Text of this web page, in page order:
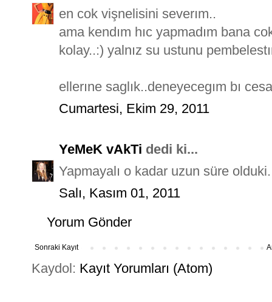
en cok vişnelisini severım..
ama kendım hıc yapmadım bana
kolay..:) yalnız su ustunu
ellerıne saglık..deneyecegım bı
Cumartesi, Ekim 29, 2011
YeMeK vAkTi dedi ki...
Yapmayalı o kadar uzun süre
Salı, Kasım 01, 2011
Yorum Gönder
Sonraki Kayıt
Kaydol: Kayıt Yorumları (Atom)